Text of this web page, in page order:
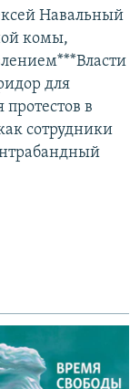
Навальный
комы,
для
в
сотрудники